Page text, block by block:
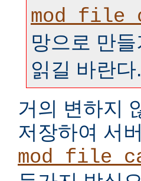
망으로 만
읽길 바란다.
거의 변하지
저장하여 서